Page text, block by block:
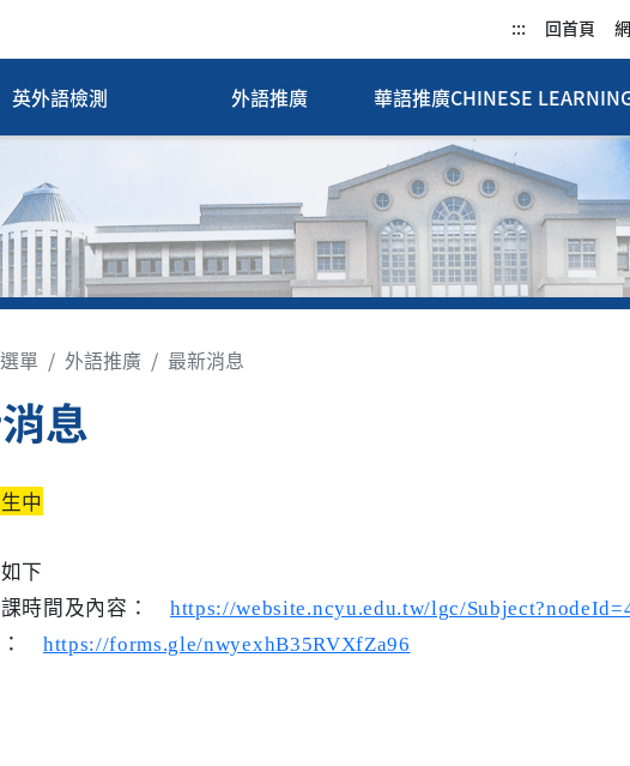
::: 回首頁
英外語檢測 外語推廣 華語推廣CHINESE
單 外語推廣 最新消息
息
中
下
課時間及內容：https://website.ncyu.edu.tw/lgc/
：https://forms.gle/nwyexhB35RVXfZa96